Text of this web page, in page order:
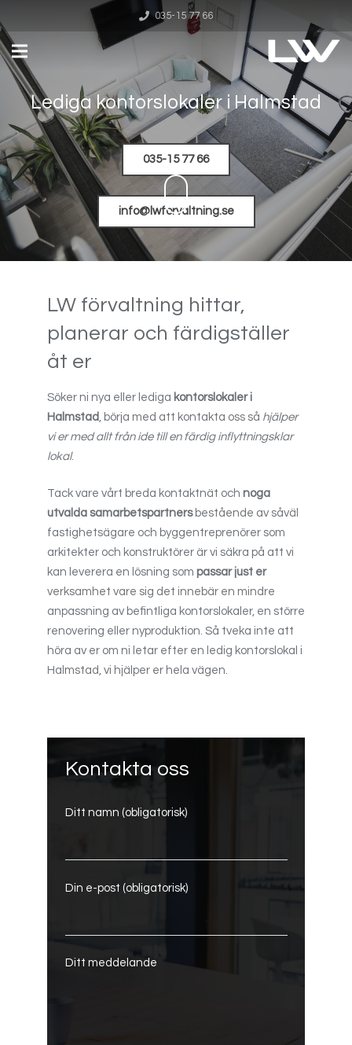
035-15 77 66
Lediga kontorslokaler i Halmstad
035-15 77 66
info@lwforvaltning.se
LW förvaltning hittar,
planerar och färdigställer
åt er
Söker ni nya eller lediga kontorslokaler i
Halmstad
, börja med att kontakta oss så hjälper
vi er med allt från ide till en färdig inflyttningsklar
lokal.
Tack vare vårt breda kontaktnät och noga
utvalda samarbetspartnersbestående av såväl
fastighetsägare och byggentreprenörer som
arkitekter och konstruktörer är vi säkra på att vi
kan leverera en lösning som passar just er
verksamhet vare sig det innebär en mindre
anpassning av befintliga kontorslokaler, en större
renovering eller nyproduktion. Så tveka inte att
höra av er om ni letar efter en ledig kontorslokal i
Halmstad, vi hjälper er hela vägen.
Kontakta oss
Ditt namn (obligatorisk)
Din e-post (obligatorisk)
Ditt meddelande